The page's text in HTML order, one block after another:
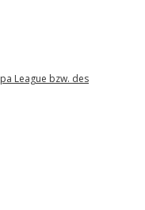
League bzw. des